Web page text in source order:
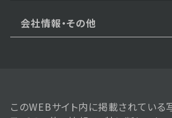
2026年05月29日
会社情報・その他
このWEBサイト内に掲載されている